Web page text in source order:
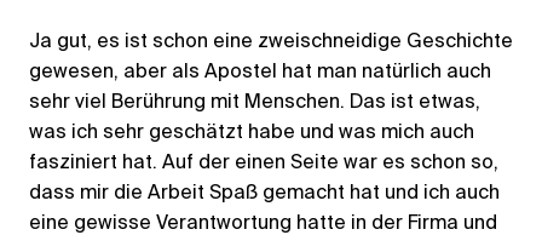
Ja gut, es ist schon eine zweischneidige Geschichte
gewesen, aber als Apostel hat man natürlich auch
sehr viel Berührung mit Menschen. Das ist etwas,
was ich sehr geschätzt habe und was mich auch
fasziniert hat. Auf der einen Seite war es schon so,
dass mir die Arbeit Spaß gemacht hat und ich auch
eine gewisse Verantwortung hatte in der Firma und